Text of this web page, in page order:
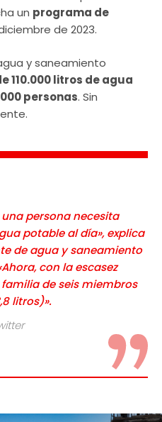
un programa de
de 2023.
y saneamiento
110.000 litros de agua
personas. Sin
persona necesita
potable al día», explica
de agua y saneamiento
con la escasez
de seis miembros
litros)».